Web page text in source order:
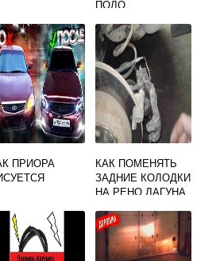
ПОЛО
Ь МАГНИТОЛУ
ПРИОРА
КАК ПОМЕНЯТЬ
ЗАДНИЕ КОЛОДКИ
НА РЕНО ЛАГУНА